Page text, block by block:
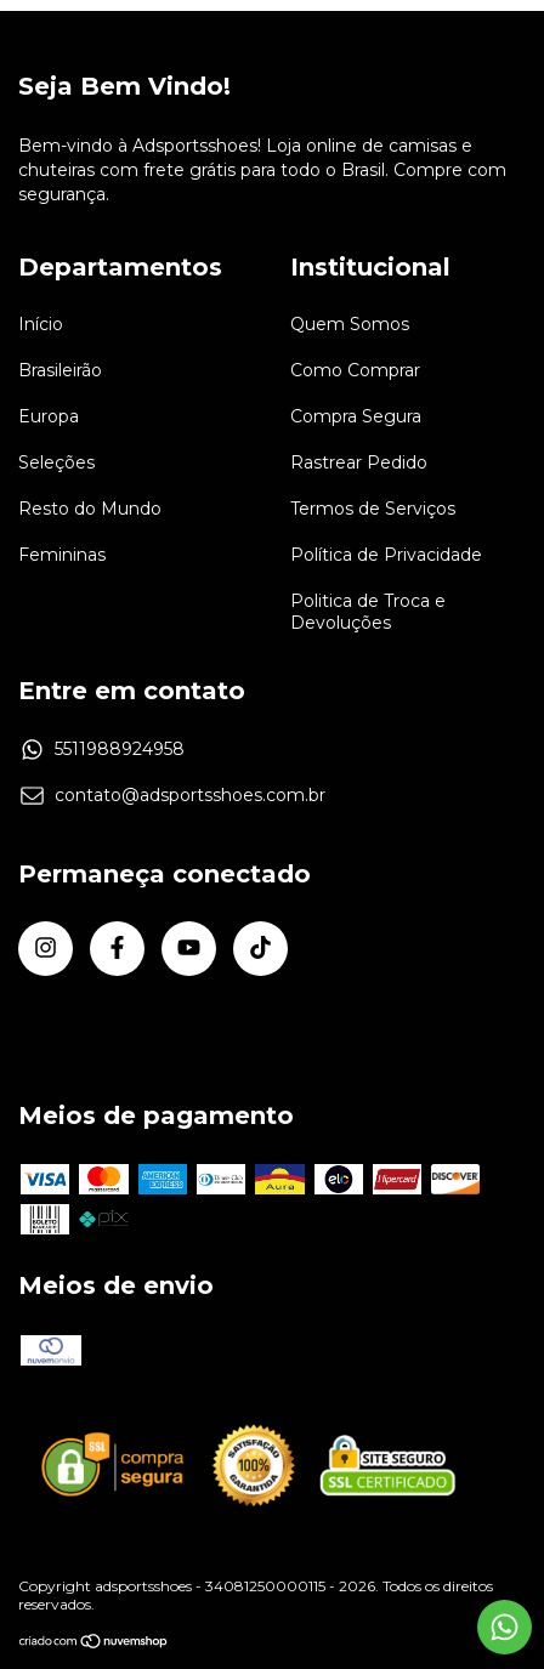
Seja Bem Vindo!
Bem-vindo à Adsportsshoes! Loja online de camisas e
chuteiras com frete grátis para todo o Brasil. Compre com
segurança.
Departamentos
Início
Brasileirão
Europa
Seleções
Resto do Mundo
Femininas
Institucional
Quem Somos
Como Comprar
Compra Segura
Rastrear Pedido
Termos de Serviços
Política de Privacidade
Politica de Troca e
Devoluções
Entre em contato
5511988924958
contato@adsportsshoes.com.br
Permaneça conectado
Meios de pagamento
Meios de envio
Copyright adsportsshoes - 34081250000115 - 2026. Todos os direitos
reservados.